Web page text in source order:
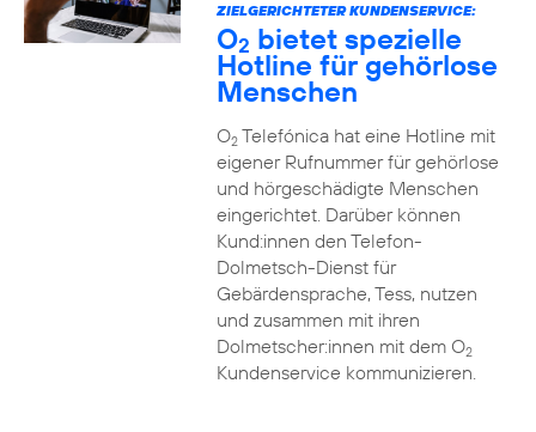
ZIELGERICHTETER KUNDENSERVICE:
O2 bietet spezielle
Hotline für gehörlose
Menschen
O2Telefónica hat eine Hotline mit
eigener Rufnummer für gehörlose
und hörgeschädigte Menschen
eingerichtet. Darüber können
Kund:innen den Telefon-
Dolmetsch-Dienst für
Gebärdensprache, Tess, nutzen
und zusammen mit ihren
Dolmetscher:innen mit dem O2
Kundenservice kommunizieren.